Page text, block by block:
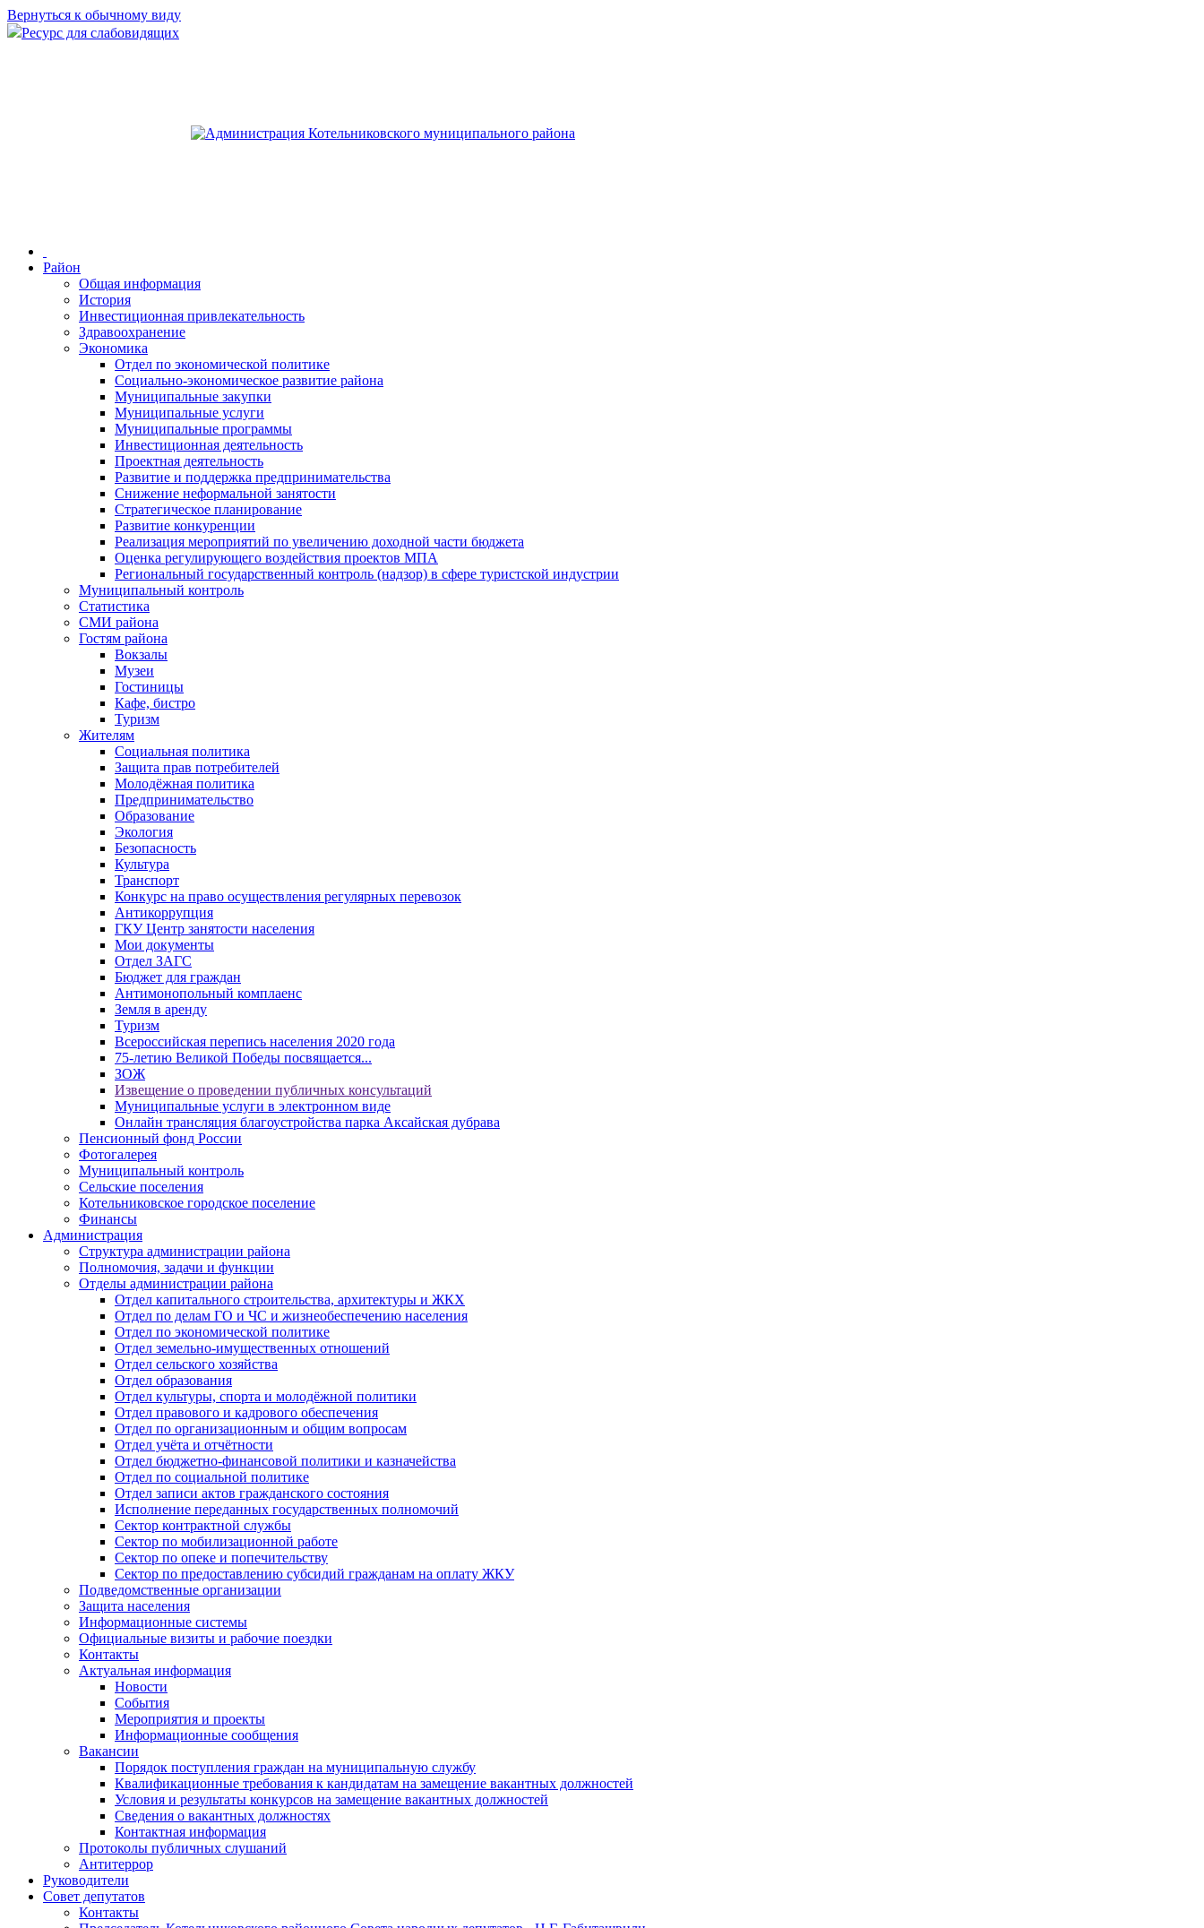
Вернуться к обычному виду
Ресурс для слабовидящих
Район
Общая информация
История
Инвестиционная привлекательность
Здравоохранение
Экономика
Отдел по экономической политике
Социально-экономическое развитие района
Муниципальные закупки
Муниципальные услуги
Муниципальные программы
Инвестиционная деятельность
Проектная деятельность
Развитие и поддержка предпринимательства
Снижение неформальной занятости
Стратегическое планирование
Развитие конкуренции
Реализация мероприятий по увеличению доходной части бюджета
Оценка регулирующего воздействия проектов МПА
Региональный государственный контроль (надзор) в сфере туристской индустрии
Муниципальный контроль
Статистика
СМИ района
Гостям района
Вокзалы
Музеи
Гостиницы
Кафе, бистро
Туризм
Жителям
Социальная политика
Защита прав потребителей
Молодёжная политика
Предпринимательство
Образование
Экология
Безопасность
Культура
Транспорт
Конкурс на право осуществления регулярных перевозок
Антикоррупция
ГКУ Центр занятости населения
Мои документы
Отдел ЗАГС
Бюджет для граждан
Антимонопольный комплаенс
Земля в аренду
Туризм
Всероссийская перепись населения 2020 года
75-летию Великой Победы посвящается...
ЗОЖ
Извещение о проведении публичных консультаций
Муниципальные услуги в электронном виде
Онлайн трансляция благоустройства парка Аксайская дубрава
Пенсионный фонд России
Фотогалерея
Муниципальный контроль
Сельские поселения
Котельниковское городское поселение
Финансы
Администрация
Структура администрации района
Полномочия, задачи и функции
Отделы администрации района
Отдел капитального строительства, архитектуры и ЖКХ
Отдел по делам ГО и ЧС и жизнеобеспечению населения
Отдел по экономической политике
Отдел земельно-имущественных отношений
Отдел сельского хозяйства
Отдел образования
Отдел культуры, спорта и молодёжной политики
Отдел правового и кадрового обеспечения
Отдел по организационным и общим вопросам
Отдел учёта и отчётности
Отдел бюджетно-финансовой политики и казначейства
Отдел по социальной политике
Отдел записи актов гражданского состояния
Исполнение переданных государственных полномочий
Сектор контрактной службы
Сектор по мобилизационной работе
Сектор по опеке и попечительству
Сектор по предоставлению субсидий гражданам на оплату ЖКУ
Подведомственные организации
Защита населения
Информационные системы
Официальные визиты и рабочие поездки
Контакты
Актуальная информация
Новости
События
Мероприятия и проекты
Информационные сообщения
Вакансии
Порядок поступления граждан на муниципальную службу
Квалификационные требования к кандидатам на замещение вакантных должностей
Условия и результаты конкурсов на замещение вакантных должностей
Сведения о вакантных должностях
Контактная информация
Протоколы публичных слушаний
Антитеррор
Руководители
Совет депутатов
Контакты